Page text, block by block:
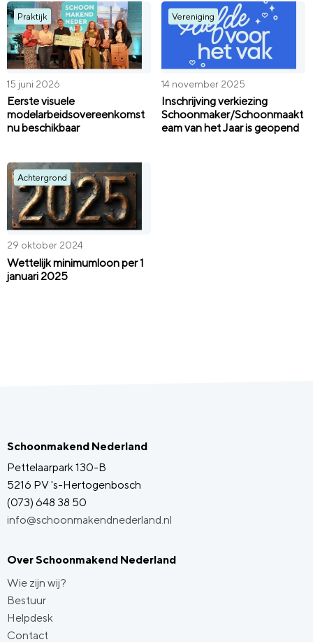
Praktijk
15 juni 2026
Eerste visuele
modelarbeidsovereenkomst
nu beschikbaar
Vereniging
14 november 2025
Inschrijving verkiezing
Schoonmaker/Schoonmaakt
eam van het Jaar is geopend
Achtergrond
29 oktober 2024
Wettelijk minimumloon per 1
januari 2025
Schoonmakend Nederland
Pettelaarpark 130-B
5216 PV 's-Hertogenbosch
(073) 648 38 50
info@schoonmakendnederland.nl
Over Schoonmakend Nederland
Wie zijn wij?
Bestuur
Helpdesk
Contact